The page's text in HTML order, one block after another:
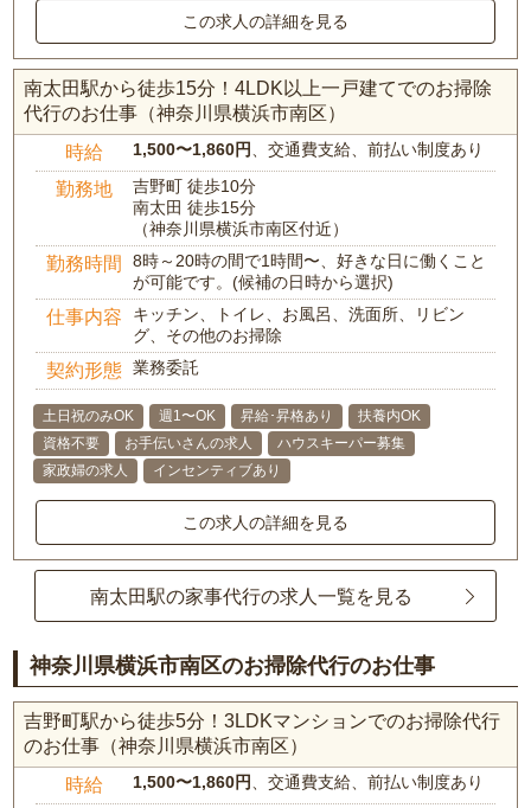
この求人の詳細を見る
南太田駅から徒歩15分！4LDK以上一戸建てでのお掃除
代行のお仕事（神奈川県横浜市南区）
時給 1,500〜1,860円、交通費支給、前払い制度あり
勤務地
吉野町 徒歩10分
南太田 徒歩15分
（神奈川県横浜市南区付近）
勤務時間
8時～20時の間で1時間〜、好きな日に働くこと
が可能です。(候補の日時から選択)
仕事内容
キッチン、トイレ、お風呂、洗面所、リビン
グ、その他のお掃除
契約形態 業務委託
土日祝のみOK 週1〜OK 昇給･昇格あり
扶養内OK
資格不要
お手伝いさんの求人
ハウスキーパー募集
家政婦の求人
インセンティブあり
この求人の詳細を見る
南太田駅の家事代行の求人一覧を見る
神奈川県横浜市南区のお掃除代行のお仕事
吉野町駅から徒歩5分！3LDKマンションでのお掃除代行
のお仕事（神奈川県横浜市南区）
時給 1,500〜1,860円 、交通費支給、前払い制度あり